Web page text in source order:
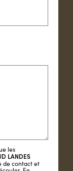
les
LANDES
de contact et